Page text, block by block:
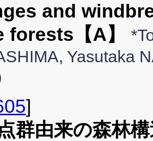
and
forests【A】
Yasutaka
]
群由来の森林